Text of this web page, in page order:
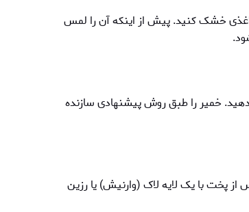
خشک کنید. پیش از اینکه آن را لمس
خمير را طبق روش پیشنهادی سازنده
از پخت با یک لایه لاک (وارنیش) یا رزین